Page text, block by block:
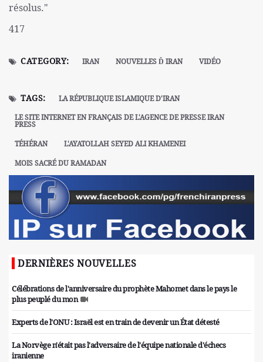
résolus."
417
CATEGORY: IRAN NOUVELLES Ď IRAN VIDÉO
TAGS:
LA RÉPUBLIQUE ISLAMIQUE D'IRAN
LE SITE INTERNET EN FRANÇAIS DE L'AGENCE DE PRESSE IRAN
PRESS
TÉHÉRAN
L'AYATOLLAH SEYED ALI KHAMENEI
MOIS SACRÉ DU RAMADAN
DERNIÈRES NOUVELLES
Célébrations de l'anniversaire du prophète Mahomet dans le pays le
plus peuplé du mon
Experts de l'ONU : Israël est en train de devenir un État détesté
La Norvège n'était pas l'adversaire de l'équipe nationale d'échecs
iranienne